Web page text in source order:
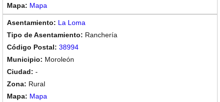
Mapa
La Loma
Ranchería
38994
Moroleón
-
Rural
Mapa